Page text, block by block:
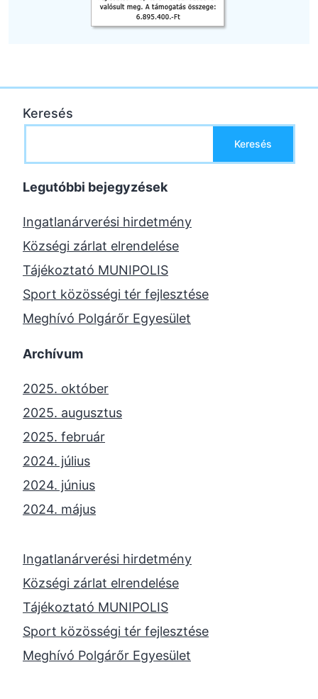
Keresés
Keresés
Legutóbbi bejegyzések
Ingatlanárverési hirdetmény
Községi zárlat elrendelése
Tájékoztató MUNIPOLIS
Sport közösségi tér fejlesztése
Meghívó Polgárőr Egyesület
Archívum
2025. október
2025. augusztus
2025. február
2024. július
2024. június
2024. május
2023. november
2023. október
2023. szeptember
2023. június
2023. február
Ingatlanárverési hirdetmény
Községi zárlat elrendelése
Tájékoztató MUNIPOLIS
Sport közösségi tér fejlesztése
Meghívó Polgárőr Egyesület